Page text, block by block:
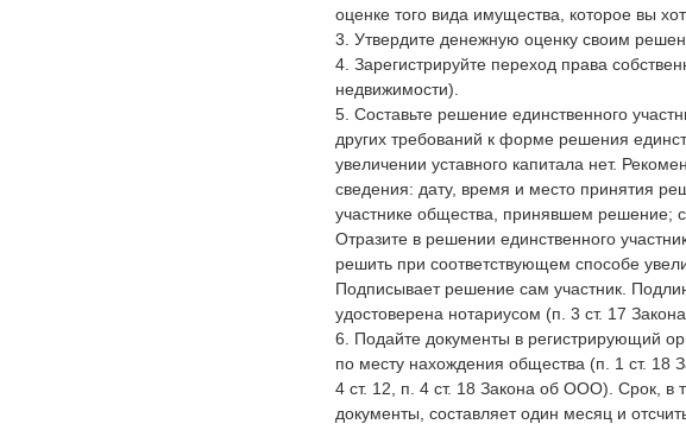
оценке того вида имущества, которое вы
3. Утвердите денежную оценку своим
4. Зарегистрируйте переход права
недвижимости).
5. Составьте решение единственного
других требований к форме решения
увеличении уставного капитала нет.
сведения: дату, время и место принятия
участнике общества, принявшем решение;
Отразите в решении единственного
решить при соответствующем способе
Подписывает решение сам участник.
удостоверена нотариусом (п. 3 ст. 17
6. Подайте документы в регистрирующий
по месту нахождения общества (п. 1 ст. 18
4 ст. 12, п. 4 ст. 18 Закона об ООО). Срок, в
документы, составляет один месяц и